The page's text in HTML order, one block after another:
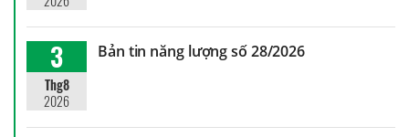
3
Thg8
2026
Bản tin năng lượng số 28/2026